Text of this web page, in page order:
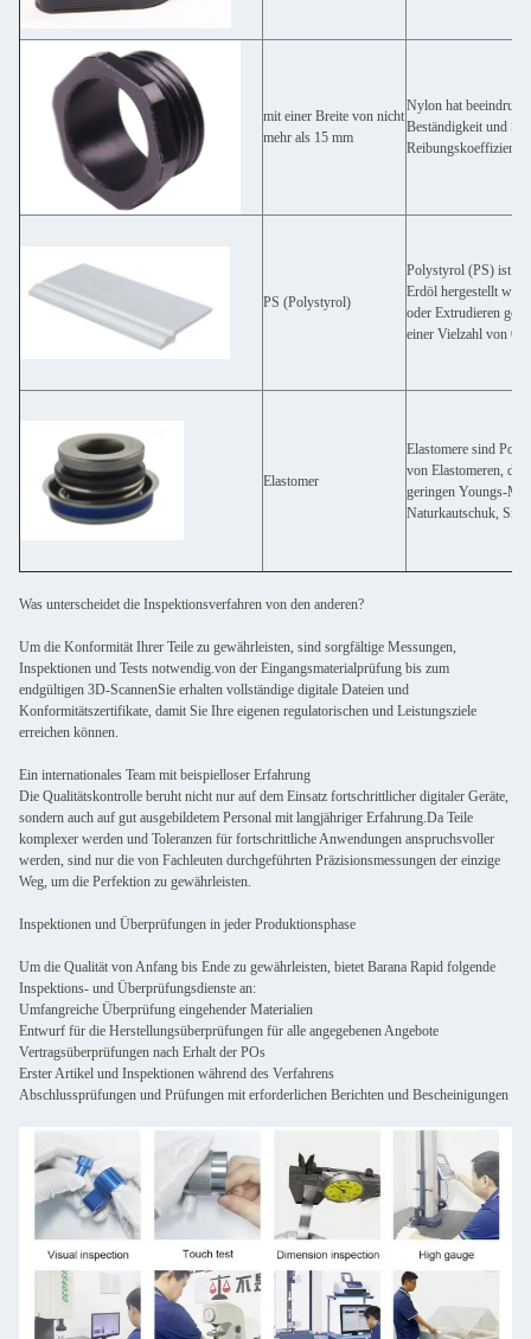
mit einer Breite von nicht
mehr als 15 mm
Nylon hat
Beständigkeit und
PS (Polystyrol)
Polystyrol (PS) ist
Erdöl hergestellt
oder Extrudieren
einer Vielzahl von
Elastomer
Elastomere sind
von Elastomeren, die
geringen Youngs-
Naturkautschuk,
Was unterscheidet die Inspektionsverfahren von den anderen?
Um die Konformität Ihrer Teile zu gewährleisten, sind sorgfältige Messungen,
Inspektionen und Tests notwendig.von der Eingangsmaterialprüfung bis zum
endgültigen 3D-ScannenSie erhalten vollständige digitale Dateien und
Konformitätszertifikate, damit Sie Ihre eigenen regulatorischen und Leistungsziele
erreichen können.
Ein internationales Team mit beispielloser Erfahrung
Die Qualitätskontrolle beruht nicht nur auf dem Einsatz fortschrittlicher digitaler Geräte,
sondern auch auf gut ausgebildetem Personal mit langjähriger Erfahrung.Da Teile
komplexer werden und Toleranzen für fortschrittliche Anwendungen anspruchsvoller
werden, sind nur die von Fachleuten durchgeführten Präzisionsmessungen der einzige
Weg, um die Perfektion zu gewährleisten.
Inspektionen und Überprüfungen in jeder Produktionsphase
Um die Qualität von Anfang bis Ende zu gewährleisten, bietet Barana Rapid folgende
Inspektions- und Überprüfungsdienste an:
Umfangreiche Überprüfung eingehender Materialien
Entwurf für die Herstellungsüberprüfungen für alle angegebenen Angebote
Vertragsüberprüfungen nach Erhalt der POs
Erster Artikel und Inspektionen während des Verfahrens
Abschlussprüfungen und Prüfungen mit erforderlichen Berichten und Bescheinigungen